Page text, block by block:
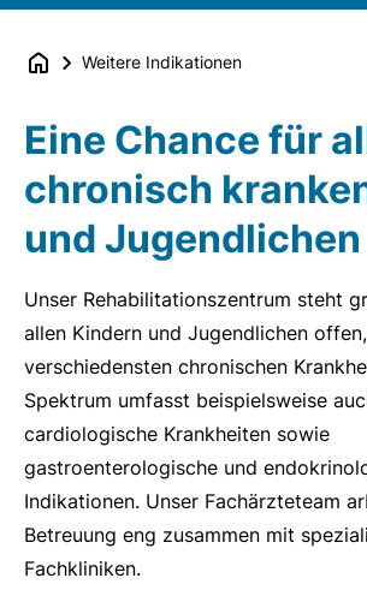
Weitere Indikationen
Eine Chance für
chronisch
und Jugendlichen
Unser Rehabilitationszentrum steht
allen Kindern und Jugendlichen
verschiedensten chronischen
Spektrum umfasst beispielsweise
cardiologische Krankheiten sowie
gastroenterologische und
Indikationen. Unser Fachärzteteam
Betreuung eng zusammen mit
Fachkliniken.